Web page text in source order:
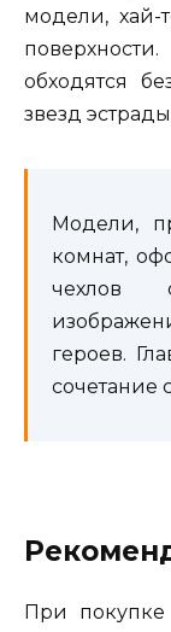
модели, хай-
обходятся
звезд
Модели,
комнат,
чехлов
героев.
сочетание
При покупке